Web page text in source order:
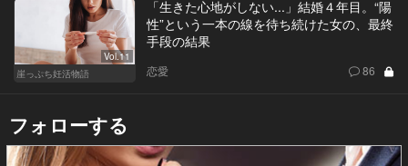
Vol.11
崖っぷち妊活物語
「生きた心地がしない...」結婚４年目。“陽
性”という一本の線を待ち続けた女の、最終
手段の結果
恋愛 86
フォローする